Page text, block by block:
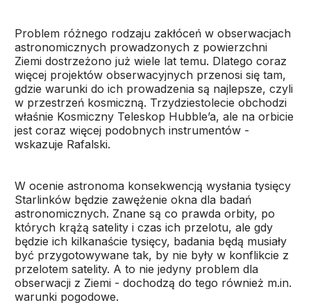
Problem różnego rodzaju zakłóceń w obserwacjach
astronomicznych prowadzonych z powierzchni
Ziemi dostrzeżono już wiele lat temu. Dlatego coraz
więcej projektów obserwacyjnych przenosi się tam,
gdzie warunki do ich prowadzenia są najlepsze, czyli
w przestrzeń kosmiczną. Trzydziestolecie obchodzi
właśnie Kosmiczny Teleskop Hubble’a, ale na orbicie
jest coraz więcej podobnych instrumentów -
wskazuje Rafalski.
W ocenie astronoma konsekwencją wysłania tysięcy
Starlinków będzie zawężenie okna dla badań
astronomicznych. Znane są co prawda orbity, po
których krążą satelity i czas ich przelotu, ale gdy
będzie ich kilkanaście tysięcy, badania będą musiały
być przygotowywane tak, by nie były w konflikcie z
przelotem satelity. A to nie jedyny problem dla
obserwacji z Ziemi - dochodzą do tego również m.in.
warunki pogodowe.